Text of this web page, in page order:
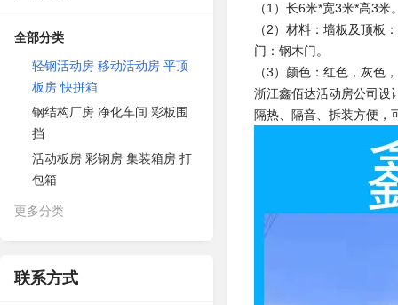
全部分类
轻钢活动房 移动活动房 平顶
板房 快拼箱
钢结构厂房 净化车间 彩板围
挡
活动板房 彩钢房 集装箱房 打
包箱
更多分类
联系方式
（1）长6米*宽3米*高3米
（2）材料：墙板及顶板
门：钢木门。
（3）颜色：红色，灰色
浙江鑫佰达活动房公司设
隔热、隔音、拆装方便，